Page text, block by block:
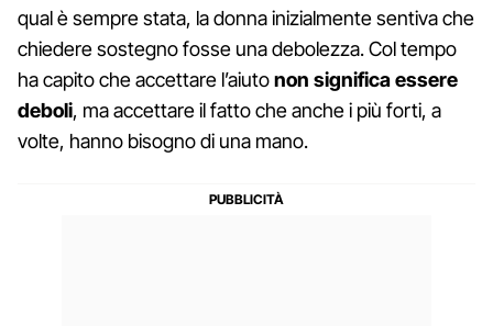
qual è sempre stata, la donna inizialmente sentiva che
chiedere sostegno fosse una debolezza. Col tempo
ha capito che accettare l’aiutonon significa essere
deboli, ma accettare il fatto che anche i più forti, a
volte, hanno bisogno di una mano.